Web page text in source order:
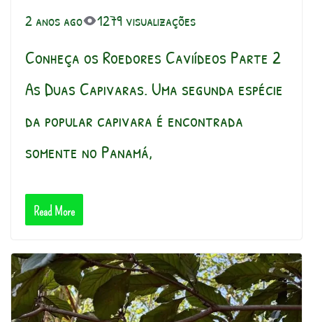
2 anos ago 1279 visualizações
Conheça os Roedores Caviídeos Parte 2
As Duas Capivaras. Uma segunda espécie
da popular capivara é encontrada
somente no Panamá,
Read More